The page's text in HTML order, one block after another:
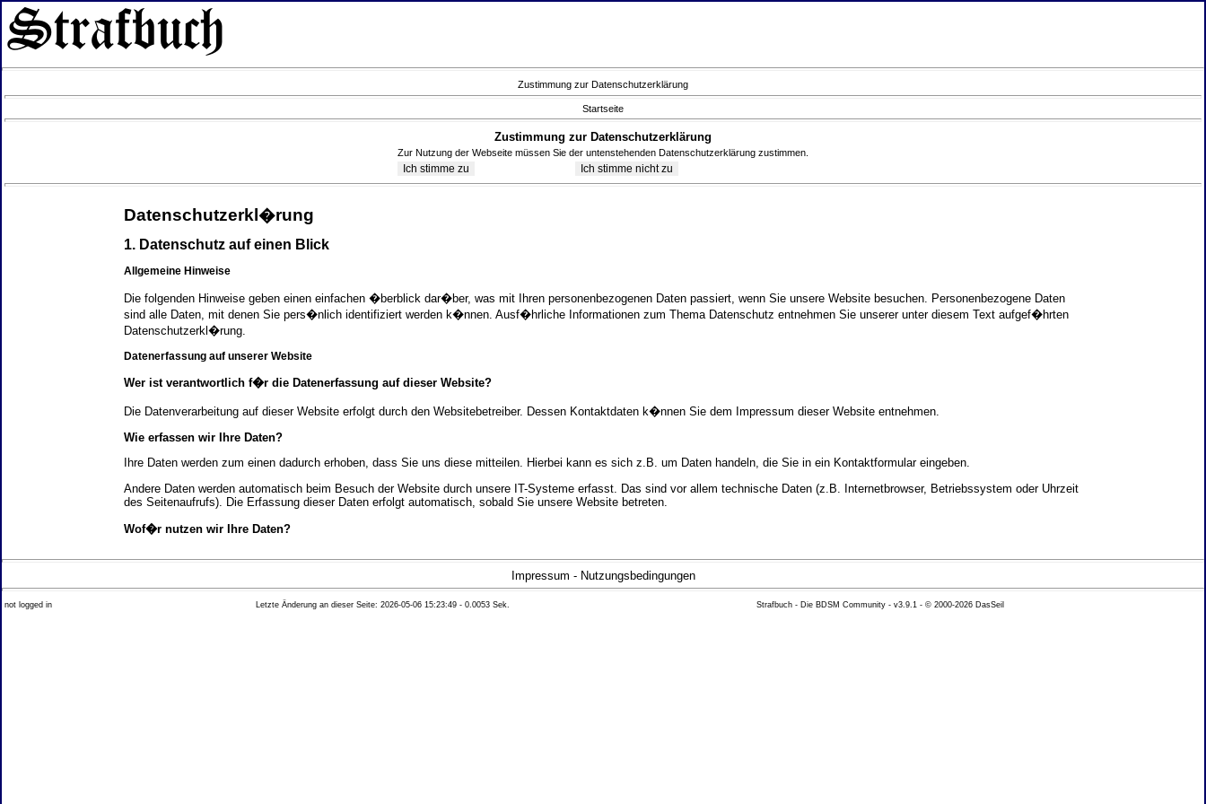
Zustimmung zur Datenschutzerklärung
Startseite
Zustimmung zur Datenschutzerklärung
Zur Nutzung der Webseite müssen Sie der untenstehenden Datenschutzerklärung zustimmen.
Datenschutzerkl�rung
1. Datenschutz auf einen Blick
Allgemeine Hinweise
Die folgenden Hinweise geben einen einfachen �berblick dar�ber, was mit Ihren personenbezogenen Daten passiert, wenn Sie unsere Website besuchen. Personenbezogene Daten
sind alle Daten, mit denen Sie pers�nlich identifiziert werden k�nnen. Ausf�hrliche Informationen zum Thema Datenschutz entnehmen Sie unserer unter diesem Text aufgef�hrten
Datenschutzerkl�rung.
Datenerfassung auf unserer Website
Wer ist verantwortlich f�r die Datenerfassung auf dieser Website?
Die Datenverarbeitung auf dieser Website erfolgt durch den Websitebetreiber. Dessen Kontaktdaten k�nnen Sie dem Impressum dieser Website entnehmen.
Wie erfassen wir Ihre Daten?
Ihre Daten werden zum einen dadurch erhoben, dass Sie uns diese mitteilen. Hierbei kann es sich z.B. um Daten handeln, die Sie in ein Kontaktformular eingeben.
Andere Daten werden automatisch beim Besuch der Website durch unsere IT-Systeme erfasst. Das sind vor allem technische Daten (z.B. Internetbrowser, Betriebssystem oder Uhrzeit
des Seitenaufrufs). Die Erfassung dieser Daten erfolgt automatisch, sobald Sie unsere Website betreten.
Wof�r nutzen wir Ihre Daten?
Ein Teil der Daten wird erhoben, um eine fehlerfreie Bereitstellung der Website zu gew�hrleisten. Andere Daten k�nnen zur Analyse Ihres Nutzerverhaltens verwendet werden.
Welche Rechte haben Sie bez�glich Ihrer Daten?
Sie haben jederzeit das Recht unentgeltlich Auskunft �ber Herkunft, Empf�nger und Zweck Ihrer gespeicherten personenbezogenen Daten zu erhalten. Sie haben au�erdem ein
Impressum - Nutzungsbedingungen
not logged in Letzte Änderung an dieser Seite: 2026-05-06 15:23:49 - 0.0053 Sek. Strafbuch - Die BDSM Community - v3.9.1 - © 2000-2026 DasSeil